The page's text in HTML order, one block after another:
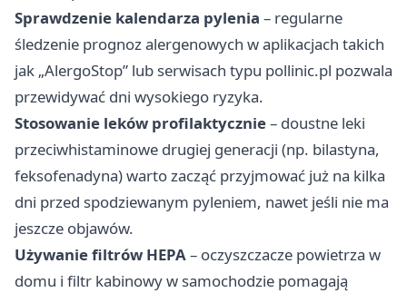
Sprawdzenie kalendarza pylenia – regularne
śledzenie prognoz alergenowych w aplikacjach takich
jak „AlergoStop” lub serwisach typu pollinic.pl pozwala
przewidywać dni wysokiego ryzyka.
Stosowanie leków profilaktycznie– doustne leki
przeciwhistaminowe drugiej generacji (np. bilastyna,
feksofenadyna) warto zacząć przyjmować już na kilka
dni przed spodziewanym pyleniem, nawet jeśli nie ma
jeszcze objawów.
Używanie filtrów HEPA– oczyszczacze powietrza w
domu i filtr kabinowy w samochodzie pomagają